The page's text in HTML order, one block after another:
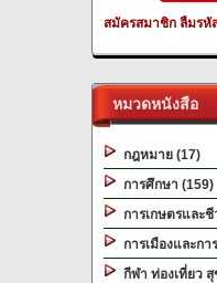
สมัครสมาชิก ลืมรหั
หมวดหนังสือ
กฎหมาย (17)
การศึกษา (159)
การเกษตรและ
การเมืองและกา
กีฬา ท่องเที่ยว